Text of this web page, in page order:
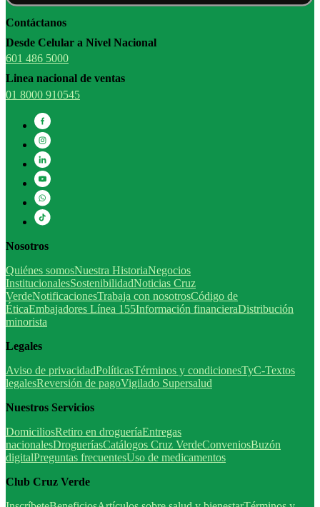
Contáctanos
Desde Celular a Nivel Nacional
601 486 5000
Linea nacional de ventas
01 8000 910545
Nosotros
Quiénes somosNuestra HistoriaNegocios
InstitucionalesSostenibilidadNoticias Cruz
VerdeNotificacionesTrabaja con nosotrosCódigo de
ÉticaEmbajadores Línea 155Información financieraDistribución
minorista
Legales
Aviso de privacidadPolíticasTérminos y condicionesTyC-Textos
legalesReversión de pagoVigilado Supersalud
Nuestros Servicios
DomiciliosRetiro en drogueríaEntregas
nacionalesDrogueríasCatálogos Cruz VerdeConveniosBuzón
digitalPreguntas frecuentesUso de medicamentos
Club Cruz Verde